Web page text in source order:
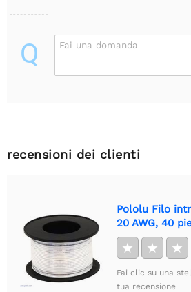
Q Fai una domanda
recensioni dei clienti
Pololu Filo
20 AWG, 40
★ ★ ★
Fai clic su una
tua recensione